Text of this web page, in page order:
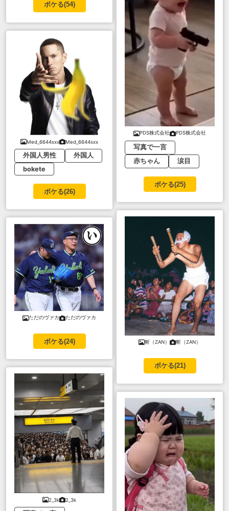
ボケる(54)
Med_6644sxx Med_6644sxx
外国人男性
外国人
bokete
ボケる(26)
ただのヴァカ ただのヴァカ
ボケる(24)
2_3k 2_3k
PDS株式会社 PDS株式会社
写真で一言
赤ちゃん
涙目
ボケる(25)
斬（ZAN） 斬（ZAN）
ボケる(21)